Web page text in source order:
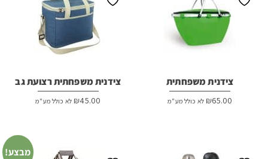
צידנית משפחתית
₪65.00 לא כולל מע"מ
צידנית משפחתית רצועת גב
₪45.00 לא כולל מע"מ
מבצע!